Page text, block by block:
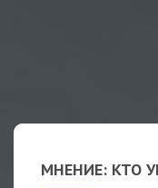
МНЕНИЕ: КТО